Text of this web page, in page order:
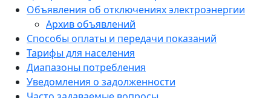
Объявления об отключениях электроэнергии
Архив объявлений
Способы оплаты и передачи показаний
Тарифы для населения
Диапазоны потребления
Уведомления о задолженности